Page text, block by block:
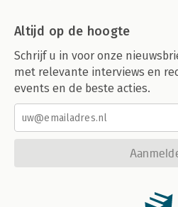
Altijd op de hoogte
Schrijf u in voor onze
met relevante interviews en
events en de beste acties.